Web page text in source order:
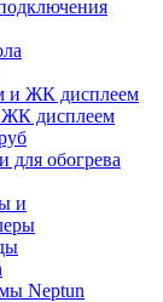
и ЖК дисплеем
ЖК дисплеем
для обогрева
и
Neptun